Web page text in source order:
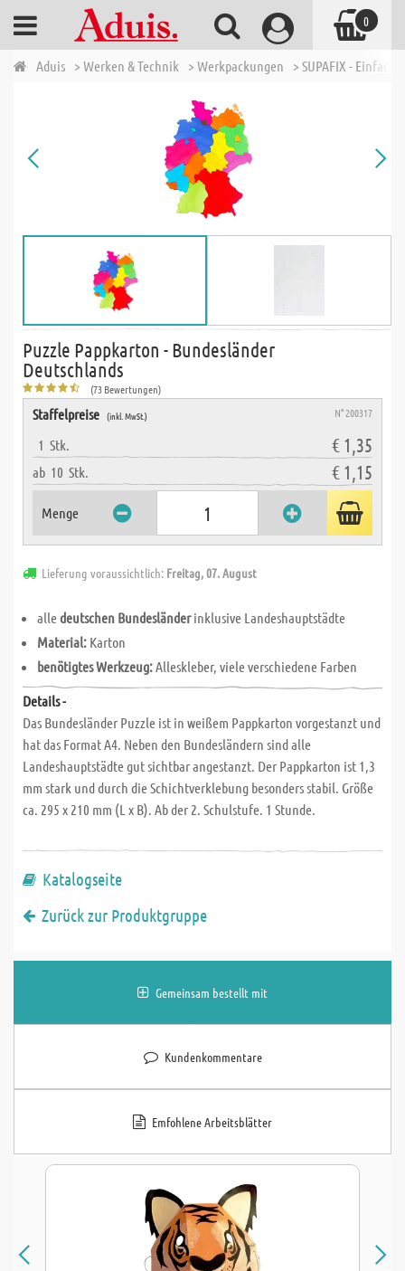
Aduis > Werken & Technik > Werkpackungen > SUPAFIX -
Puzzle Pappkarton - Bundesländer
Deutschlands
(73 Bewertungen)
Staffelpreise (inkl. MwSt.) N° 200317
1 Stk. € 1,35
ab 10 Stk. € 1,15
Menge
Lieferung voraussichtlich: Freitag, 07. August
alledeutschen Bundesländerinklusive Landeshauptstädte
Material: Karton
benötigtes Werkzeug:Alleskleber, viele verschiedene Farben
Details -
Das Bundesländer Puzzle ist in weißem Pappkarton vorgestanzt und
hat das Format A4. Neben den Bundesländern sind alle
Landeshauptstädte gut sichtbar angestanzt. Der Pappkarton ist 1,3
mm stark und durch die Schichtverklebung besonders stabil. Größe
ca. 295 x 210 mm (L x B). Ab der 2. Schulstufe. 1 Stunde.
Katalogseite
Zurück zur Produktgruppe
Gemeinsam bestellt mit
Kundenkommentare
Emfohlene Arbeitsblätter
0